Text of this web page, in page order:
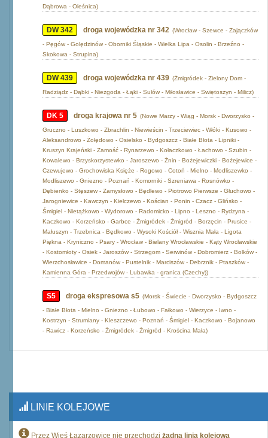
Dąbrowa - Oleśnica)
DW 342 droga wojewódzka nr 342 (Wrocław - Szewce - Zajączków
- Pęgów - Golędzinów - Oborniki Śląskie - Wielka Lipa - Osolin - Brzeźno -
Skokowa - Strupina)
DW 439 droga wojewódzka nr 439 (Żmigródek - Zielony Dom -
Radziądz - Dąbki - Niezgoda - Łąki - Sułów - Miłosławice - Swiętoszyn - Milicz)
DK 5 droga krajowa nr 5 (Nowe Marzy - Wiąg - Morsk - Dworzysko -
Gruczno - Luszkowo - Zbrachlin - Niewieścin - Trzeciewiec - Włóki - Kusowo -
Aleksandrowo - Żołędowo - Osielsko - Bydgoszcz - Białe Błota - Lipniki -
Kruszyn Krajeński - Zamość - Rynarzewo - Kołaczkowo - Łachowo - Szubin -
Kowalewo - Brzyskorzystewko - Jaroszewo - Żnin - Bożejewiczki - Bożejewice -
Czewujewo - Grochowiska Księże - Rogowo - Cotoń - Mielno - Modliszewko -
Modliszewo - Gniezno - Poznań - Komorniki - Szreniawa - Rosnówko -
Dębienko - Stęszew - Zamysłowo - Będlewo - Piotrowo Pierwsze - Głuchowo -
Jarogniewice - Kawczyn - Kiełczewo - Kościan - Ponin - Czacz - Glińsko -
Śmigiel - Nietążkowo - Wydorowo - Radomicko - Lipno - Leszno - Rydzyna -
Kaczkowo - Korzeńsko - Garbce - Żmigródek - Żmigród - Borzęcin - Prusice -
Małuszyn - Trzebnica - Będkowo - Wysoki Kościół - Wisznia Mała - Ligota
Piękna - Kryniczno - Psary - Wrocław - Bielany Wrocławskie - Kąty Wrocławskie
- Kostomłoty - Osiek - Jaroszów - Strzegom - Serwinów - Dobromierz - Bolków -
Wierzchosławice - Domanów - Pustelnik - Marciszów - Debrznik - Ptaszków -
Kamienna Góra - Przedwojów - Lubawka - granica (Czechy))
S5 droga ekspresowa s5 (Morsk - Świecie - Dworzysko - Bydgoszcz
- Białe Błota - Mielno - Gniezno - Łubowo - Fałkowo - Wierzyce - Iwno -
Kostrzyn - Strumiany - Kleszczewo - Poznań - Śmigiel - Kaczkowo - Bojanowo
- Rawicz - Korzeńsko - Żmigródek - Żmigród - Krościna Mała)
LINIE KOLEJOWE
Przez Wieś Łazarzowice nie przechodzi żadna linia kolejowa